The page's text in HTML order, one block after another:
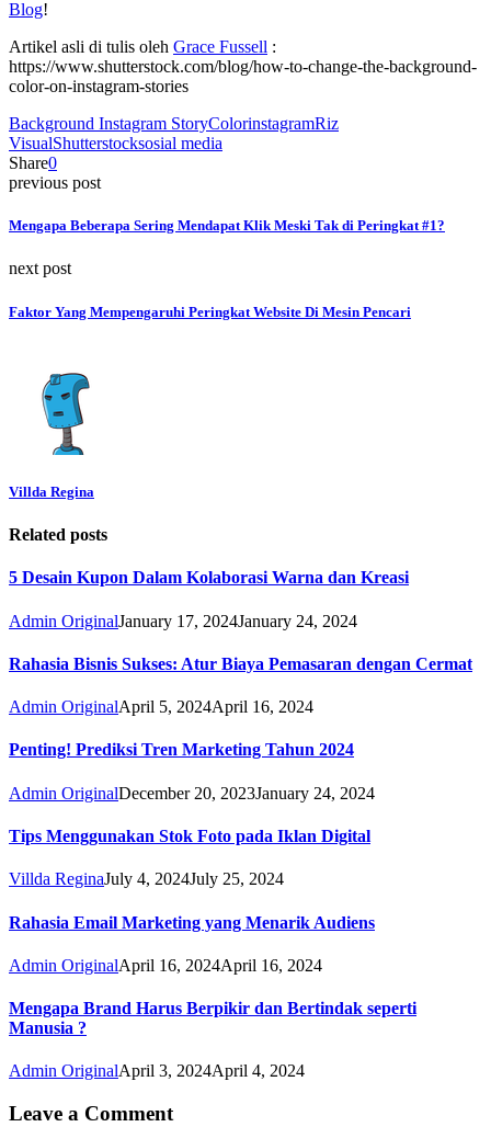
Blog!
Artikel asli di tulis oleh Grace Fussell :
https://www.shutterstock.com/blog/how-to-change-the-background-
color-on-instagram-stories
Background Instagram StoryColorinstagramRiz
VisualShutterstocksosial media
Share0
previous post
Mengapa Beberapa Sering Mendapat Klik Meski Tak di Peringkat #1?
next post
Faktor Yang Mempengaruhi Peringkat Website Di Mesin Pencari
Villda Regina
Related posts
5 Desain Kupon Dalam Kolaborasi Warna dan Kreasi
Admin OriginalJanuary 17, 2024January 24, 2024
Rahasia Bisnis Sukses: Atur Biaya Pemasaran dengan Cermat
Admin OriginalApril 5, 2024April 16, 2024
Penting! Prediksi Tren Marketing Tahun 2024
Admin OriginalDecember 20, 2023January 24, 2024
Tips Menggunakan Stok Foto pada Iklan Digital
Villda ReginaJuly 4, 2024July 25, 2024
Rahasia Email Marketing yang Menarik Audiens
Admin OriginalApril 16, 2024April 16, 2024
Mengapa Brand Harus Berpikir dan Bertindak seperti
Manusia ?
Admin OriginalApril 3, 2024April 4, 2024
Leave a Comment